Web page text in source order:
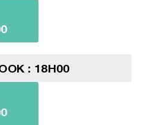
: 18H00